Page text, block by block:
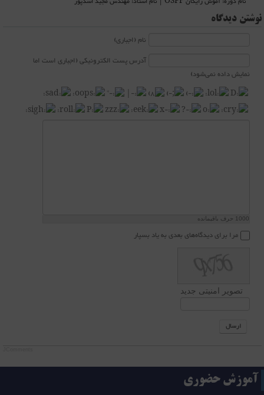
نوشتن دیدگاه
نام (اجباری)
آدرس پست الکترونیکی (اجباری است اما
نمایش داده نمی‌شود)
1000 حرف باقیمانده
مرا برای دیدگاه‌های بعدی به یاد بسپار
تصویر امنیتی جدید
ارسال
آموزش حضوری